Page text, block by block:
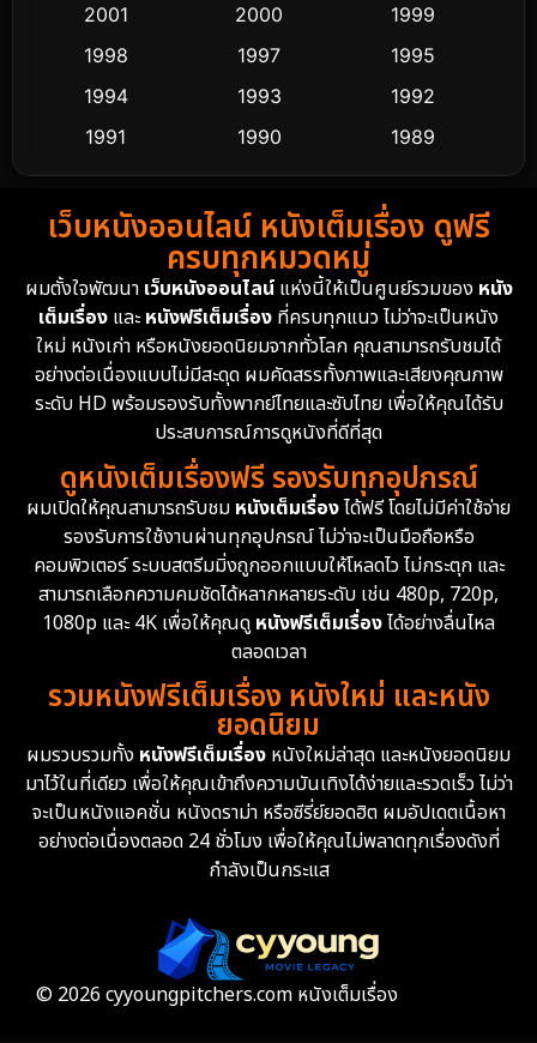
Dance เต้น
Detective สืบสวน
Detective สืบสวน
Disney+ 4
Documentary สารคดี 95
Drama ดราม่า
Dystopian 16
Emotional 61
Epic มหากาพย์ 225
Family ครอบครัว 372
Fantasy จินตนาการ 339
Fiction 9
2001
2000
1999
1998
1997
1995
1994
1993
1992
1991
1990
1989
1988
1986
1985
1983
1982
1981
1974
1962
เว็บหนังออนไลน์ หนังเต็มเรื่อง ดูฟรี
ครบทุกหมวดหมู่
ผมตั้งใจพัฒนา เว็บหนังออนไลน์แห่งนี้ให้เป็นศูนย์รวมของ หนัง
เต็มเรื่อง และหนังฟรีเต็มเรื่อง ที่ครบทุกแนว ไม่ว่าจะเป็นหนัง
ใหม่ หนังเก่า หรือหนังยอดนิยมจากทั่วโลก คุณสามารถรับชมได้
อย่างต่อเนื่องแบบไม่มีสะดุด ผมคัดสรรทั้งภาพและเสียงคุณภาพ
ระดับ HD พร้อมรองรับทั้งพากย์ไทยและซับไทย เพื่อให้คุณได้รับ
ประสบการณ์การดูหนังที่ดีที่สุด
ดูหนังเต็มเรื่องฟรี รองรับทุกอุปกรณ์
ผมเปิดให้คุณสามารถรับชม หนังเต็มเรื่องได้ฟรี โดยไม่มีค่าใช้จ่าย
รองรับการใช้งานผ่านทุกอุปกรณ์ ไม่ว่าจะเป็นมือถือหรือ
คอมพิวเตอร์ ระบบสตรีมมิ่งถูกออกแบบให้โหลดไว ไม่กระตุก และ
สามารถเลือกความคมชัดได้หลากหลายระดับ เช่น 480p, 720p,
1080p และ 4K เพื่อให้คุณดู หนังฟรีเต็มเรื่องได้อย่างลื่นไหล
ตลอดเวลา
รวมหนังฟรีเต็มเรื่อง หนังใหม่ และหนัง
ยอดนิยม
ผมรวบรวมทั้ง หนังฟรีเต็มเรื่อง หนังใหม่ล่าสุด และหนังยอดนิยม
มาไว้ในที่เดียว เพื่อให้คุณเข้าถึงความบันเทิงได้ง่ายและรวดเร็ว ไม่ว่า
จะเป็นหนังแอคชั่น หนังดราม่า หรือซีรี่ย์ยอดฮิต ผมอัปเดตเนื้อหา
อย่างต่อเนื่องตลอด 24 ชั่วโมง เพื่อให้คุณไม่พลาดทุกเรื่องดังที่
กำลังเป็นกระแส
© 2026 cyyoungpitchers.com หนังเต็มเรื่อง